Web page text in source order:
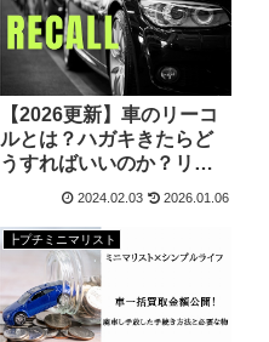
【2026更新】車のリーコ
ルとは？ハガキきたらど
うすればいいのか？リコ
ール検索する方法
2024.02.03 2026.01.06
┣プチミニマリスト